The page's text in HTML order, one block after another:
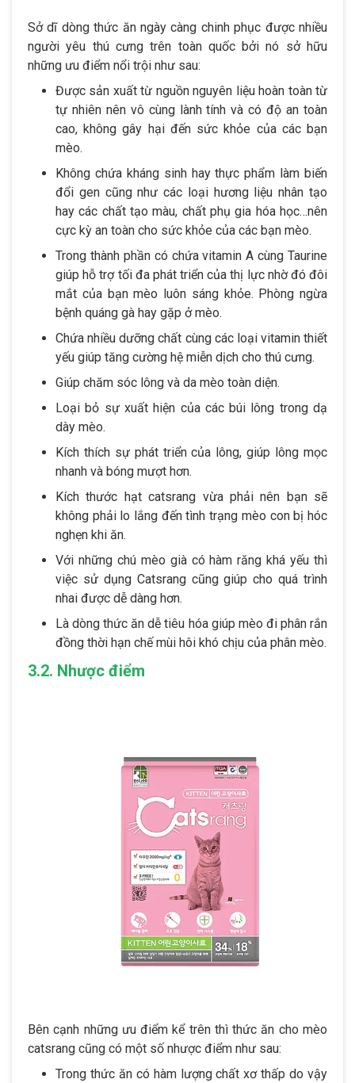
Sở dĩ dòng thức ăn ngày càng chinh phục được nhiều
người yêu thú cưng trên toàn quốc bởi nó sở hữu
những ưu điểm nổi trội như sau:
Được sản xuất từ nguồn nguyên liệu hoàn toàn từ
tự nhiên nên vô cùng lành tính và có độ an toàn
cao, không gây hại đến sức khỏe của các bạn
mèo.
Không chứa kháng sinh hay thực phẩm làm biến
đổi gen cũng như các loại hương liệu nhân tạo
hay các chất tạo màu, chất phụ gia hóa học…nên
cực kỳ an toàn cho sức khỏe của các bạn mèo.
Trong thành phần có chứa vitamin A cùng Taurine
giúp hỗ trợ tối đa phát triển của thị lực nhờ đó đôi
mắt của bạn mèo luôn sáng khỏe. Phòng ngừa
bệnh quáng gà hay gặp ở mèo.
Chứa nhiều dưỡng chất cùng các loại vitamin thiết
yếu giúp tăng cường hệ miễn dịch cho thú cưng.
Giúp chăm sóc lông và da mèo toàn diện.
Loại bỏ sự xuất hiện của các búi lông trong dạ
dày mèo.
Kích thích sự phát triển của lông, giúp lông mọc
nhanh và bóng mượt hơn.
Kích thước hạt catsrang vừa phải nên bạn sẽ
không phải lo lắng đến tình trạng mèo con bị hóc
nghẹn khi ăn.
Với những chú mèo già có hàm răng khá yếu thì
việc sử dụng Catsrang cũng giúp cho quá trình
nhai được dễ dàng hơn.
Là dòng thức ăn dễ tiêu hóa giúp mèo đi phân rắn
đồng thời hạn chế mùi hôi khó chịu của phân mèo.
3.2. Nhược điểm
Bên cạnh những ưu điểm kể trên thì thức ăn cho mèo
catsrang cũng có một số nhược điểm như sau:
Trong thức ăn có hàm lượng chất xơ thấp do vậy